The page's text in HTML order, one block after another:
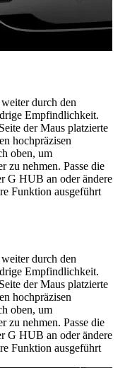
durch den
Empfindlichkeit.
der Maus platzierte
hochpräzisen
oben, um
zu nehmen. Passe die
G HUB an oder ändere
Funktion ausgeführt
durch den
Empfindlichkeit.
der Maus platzierte
hochpräzisen
oben, um
zu nehmen. Passe die
G HUB an oder ändere
Funktion ausgeführt